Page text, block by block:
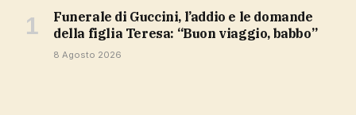
Funerale di Guccini, l’addio e le domande
della figlia Teresa: “Buon viaggio, babbo”
8 Agosto 2026